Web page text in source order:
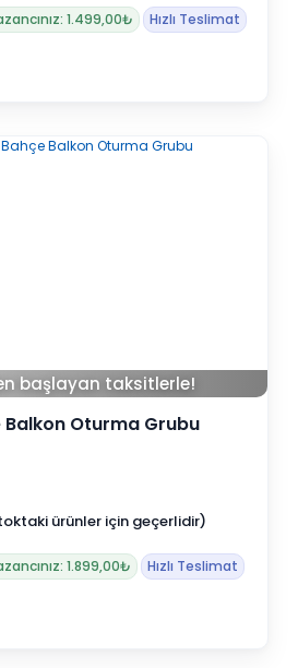
1.499,00₺ Hızlı Teslimat
başlayan taksitlerle!
Balkon Oturma Grubu
devam ediyor
1.899,00₺ Hızlı Teslimat